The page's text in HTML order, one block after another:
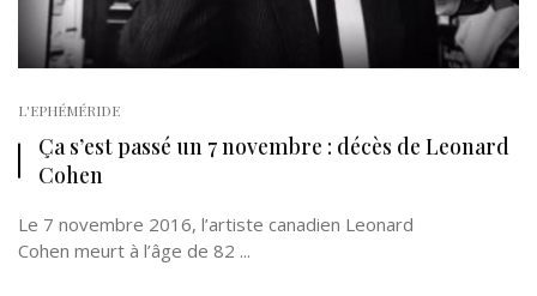
L'EPHÉMÉRIDE
Ça s’est passé un 7 novembre : décès de Leonard
Cohen
Le 7 novembre 2016, l’artiste canadien Leonard
Cohen meurt à l’âge de 82 ...